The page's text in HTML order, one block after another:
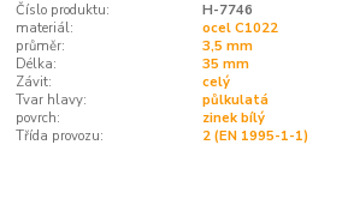
Číslo produktu:
H-7746
materiál:
ocel C1022
průměr:
3,5 mm
Délka:
35 mm
Závit:
celý
Tvar hlavy:
půlkulatá
povrch:
zinek bílý
Třída provozu:
2 (EN 1995-1-1)